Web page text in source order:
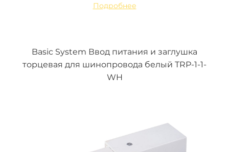
Подробнее
Basic System Ввод питания и заглушка
торцевая для шинопровода белый TRP-1-1-
WH